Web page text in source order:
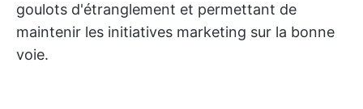
goulots d'étranglement et permettant de
maintenir les initiatives marketing sur la bonne
voie.